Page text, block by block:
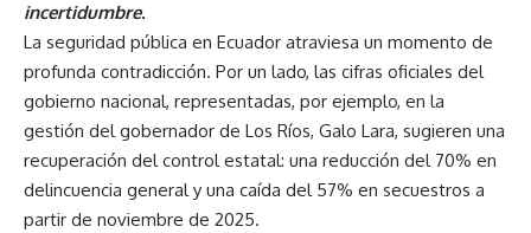
incertidumbre.
La seguridad pública en Ecuador atraviesa un momento de
profunda contradicción. Por un lado, las cifras oficiales del
gobierno nacional, representadas, por ejemplo, en la
gestión del gobernador de Los Ríos, Galo Lara, sugieren una
recuperación del control estatal: una reducción del 70% en
delincuencia general y una caída del 57% en secuestros a
partir de noviembre de 2025.